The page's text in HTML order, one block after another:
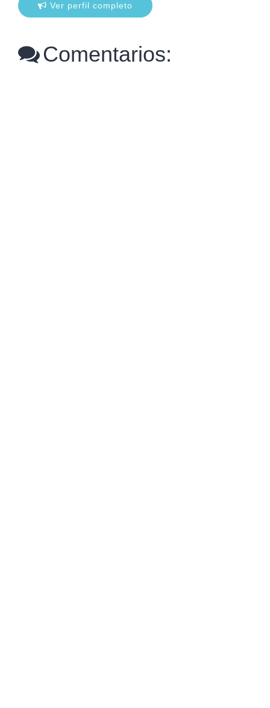
Ver perfil completo
Comentarios: